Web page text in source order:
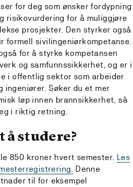
for deg som ønsker fordypning
risikovurdering for å muliggjøre
prosjekter. Den styrker også
formell sivilingeniørkompetanse.
for å styrke kompetansen
og samfunnssikkerhet, og er i
i offentlig sektor som arbeider
ingeniører. Søker du et mer
løp innen brannsikkerhet, så
i riktig retning.
å studere?
850 kroner hvert semester. Les
Denne
til for eksempel